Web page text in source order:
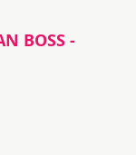
BOSS -